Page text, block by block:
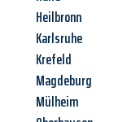
Heilbronn
Karlsruhe
Krefeld
Magdeburg
Mülheim